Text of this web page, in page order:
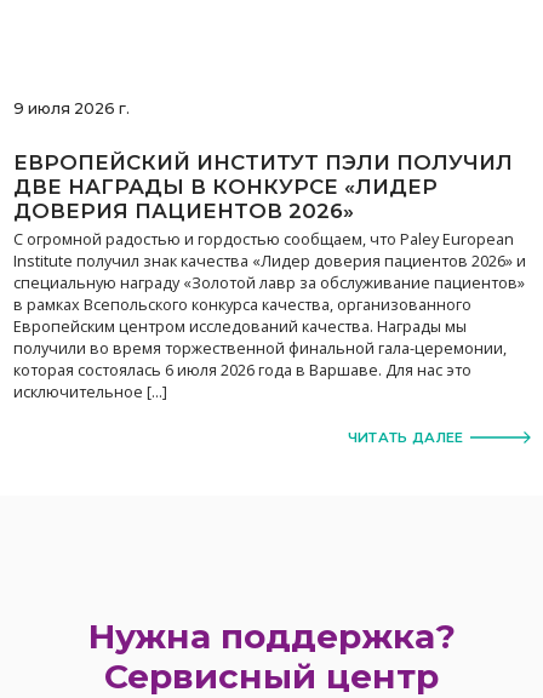
9 июля 2026 г.
ЕВРОПЕЙСКИЙ ИНСТИТУТ ПЭЛИ ПОЛУЧИЛ
ДВЕ НАГРАДЫ В КОНКУРСЕ «ЛИДЕР
ДОВЕРИЯ ПАЦИЕНТОВ 2026»
С огромной радостью и гордостью сообщаем, что Paley European
Institute получил знак качества «Лидер доверия пациентов 2026» и
специальную награду «Золотой лавр за обслуживание пациентов»
в рамках Всепольского конкурса качества, организованного
Европейским центром исследований качества. Награды мы
получили во время торжественной финальной гала-церемонии,
которая состоялась 6 июля 2026 года в Варшаве. Для нас это
исключительное […]
ЧИТАТЬ ДАЛЕЕ
Нужна поддержка?
Сервисный центр